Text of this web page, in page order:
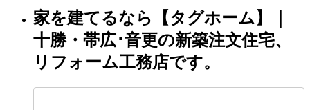
家を建てるなら【タグホーム】｜
十勝・帯広･音更の新築注文住宅、
リフォーム工務店です。